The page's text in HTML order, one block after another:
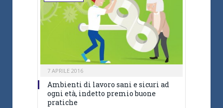
7 APRILE 2016
Ambienti di lavoro sani e sicuri ad
ogni età, indetto premio buone
pratiche